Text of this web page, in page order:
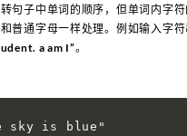
句子中单词的顺序，但单词内字符
普通字母一样处理。例如输入字符
a am I”。
sky is blue"